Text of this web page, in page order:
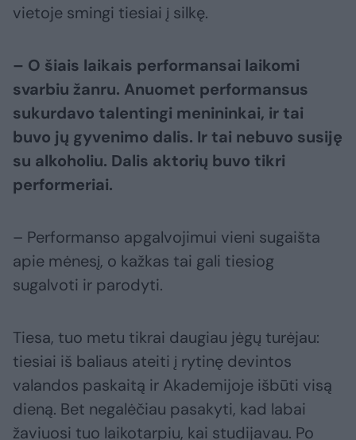
vietoje smingi tiesiai į silkę.
– O šiais laikais performansai laikomi
svarbiu žanru. Anuomet performansus
sukurdavo talentingi menininkai, ir tai
buvo jų gyvenimo dalis. Ir tai nebuvo susiję
su alkoholiu. Dalis aktorių buvo tikri
performeriai.
– Performanso apgalvojimui vieni sugaišta
apie mėnesį, o kažkas tai gali tiesiog
sugalvoti ir parodyti.
Tiesa, tuo metu tikrai daugiau jėgų turėjau:
tiesiai iš baliaus ateiti į rytinę devintos
valandos paskaitą ir Akademijoje išbūti visą
dieną. Bet negalėčiau pasakyti, kad labai
žaviuosi tuo laikotarpiu, kai studijavau. Po